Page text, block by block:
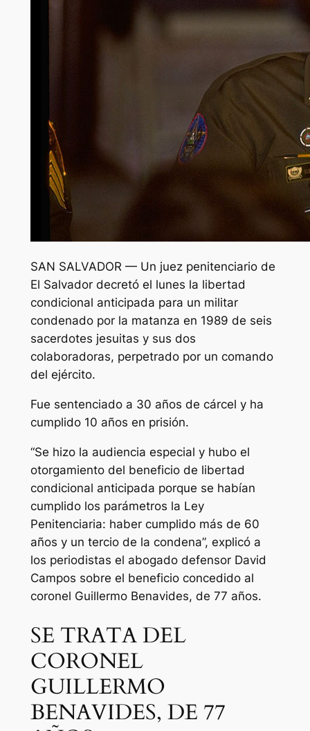
SAN SALVADOR — Un juez penitenciario de
El Salvador decretó el lunes la libertad
condicional anticipada para un militar
condenado por la matanza en 1989 de seis
sacerdotes jesuitas y sus dos
colaboradoras, perpetrado por un comando
del ejército.
Fue sentenciado a 30 años de cárcel y ha
cumplido 10 años en prisión.
“Se hizo la audiencia especial y hubo el
otorgamiento del beneficio de libertad
condicional anticipada porque se habían
cumplido los parámetros la Ley
Penitenciaria: haber cumplido más de 60
años y un tercio de la condena”, explicó a
los periodistas el abogado defensor David
Campos sobre el beneficio concedido al
coronel Guillermo Benavides, de 77 años.
SE TRATA DEL
CORONEL
GUILLERMO
BENAVIDES, DE 77